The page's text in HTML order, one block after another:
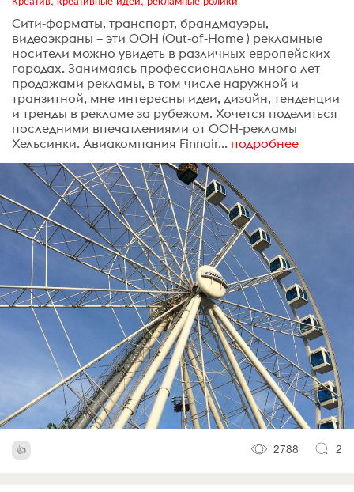
Сити-форматы, транспорт, брандмауэры,
видеоэкраны – эти ООН (Out-of-Home ) рекламные
носители можно увидеть в различных европейских
городах. Занимаясь профессионально много лет
продажами рекламы, в том числе наружной и
транзитной, мне интересны идеи, дизайн, тенденции
и тренды в рекламе за рубежом. Хочется поделиться
последними впечатлениями от ООН-рекламы
Хельсинки. Авиакомпания Finnair... подробнее
2788 2